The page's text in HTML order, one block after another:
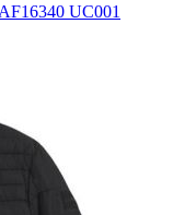
UC001